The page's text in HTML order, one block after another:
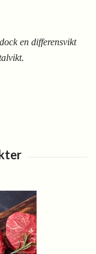
en differensvikt